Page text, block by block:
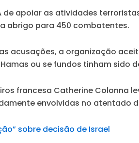
de apoiar as atividades
abrigo para 450 combatentes.
acusações, a organização
ou se fundos tinham
francesa Catherine Colonna
envolvidas no atentado
sobre decisão de Israel